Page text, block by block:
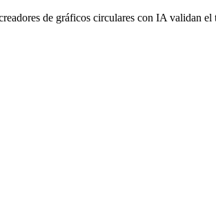
de gráficos circulares con IA validan